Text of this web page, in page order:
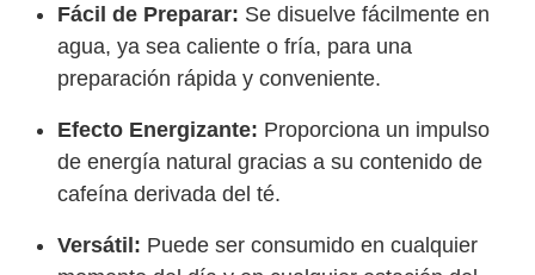
Fácil de Preparar: Se disuelve fácilmente en
agua, ya sea caliente o fría, para una
preparación rápida y conveniente.
Efecto Energizante: Proporciona un impulso
de energía natural gracias a su contenido de
cafeína derivada del té.
Versátil: Puede ser consumido en cualquier